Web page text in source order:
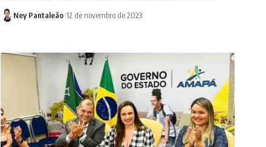
Ney Pantaleão 12 de novembro de 2023